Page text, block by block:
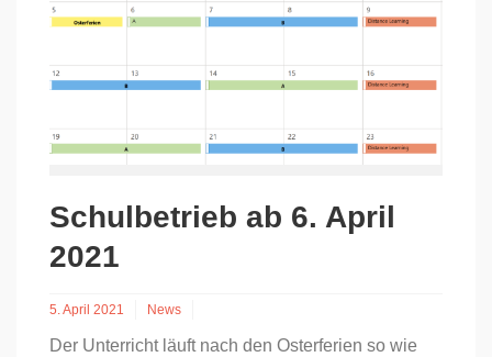
Schulbetrieb ab 6. April
2021
5. April 2021 News
Der Unterricht läuft nach den Osterferien so wie